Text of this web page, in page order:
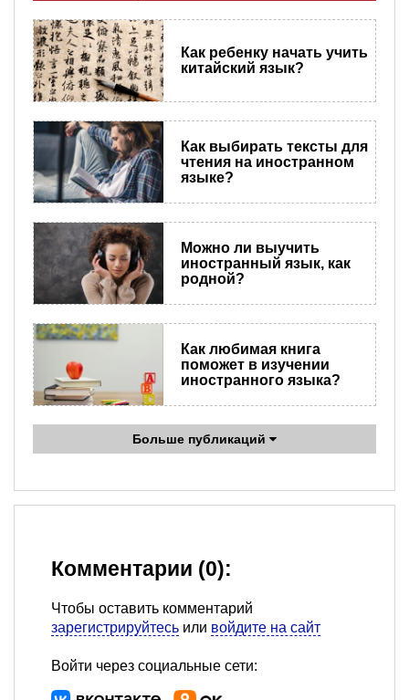
Как ребенку начать учить
китайский язык?
​Как выбирать тексты для
чтения на иностранном
языке?
Можно ли выучить
иностранный язык, как
родной?
Как любимая книга
поможет в изучении
иностранного языка?
Больше публикаций
Комментарии (0):
Чтобы оставить комментарий
зарегистрируйтесь или войдите на сайт
Войти через социальные сети: